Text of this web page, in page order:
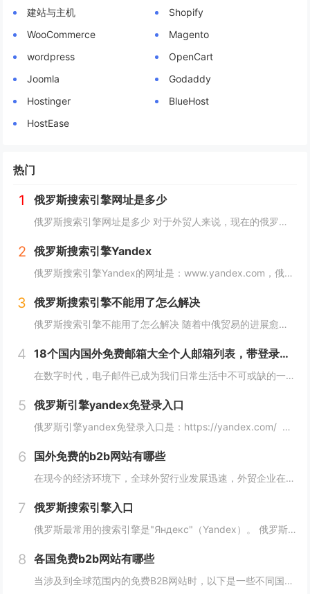
建站与主机
Shopify
WooCommerce
Magento
wordpress
OpenCart
Joomla
Godaddy
Hostinger
BlueHost
HostEase
热门
1 俄罗斯搜索引擎网址是多少
俄罗斯搜索引擎网址是多少 对于外贸人来说，现在的俄罗斯市场可以算是一个炙手可热的香饽饽，而要开发俄罗斯客户，就需要会用他们的搜索引擎，下面详细介绍俄罗斯搜索引擎网址是多少？ 俄罗斯搜索引擎网址是多少 俄罗斯引擎官方入口地址https...
2 俄罗斯搜索引擎Yandex
俄罗斯搜索引擎Yandex的网址是：www.yandex.com，俄罗斯最著名和最常用的搜索引擎之一，"Яндекс"（Yandex）提供搜索引擎、电子邮件、在线地图、音乐、新闻、视频等各种在线服务。 如果你想访问"Яндекс"（Yan...
3 俄罗斯搜索引擎不能用了怎么解决
俄罗斯搜索引擎不能用了怎么解决 随着中俄贸易的进展愈加顺利，越来越多的外贸人都尝试着与俄罗斯客户进行接触，而这最重要的便是学会使用俄罗斯搜索引擎，但很多人会发现自己的搜索引擎突然不能用了，下面，小编就来详细介绍下俄罗斯搜索引擎不能用了怎么解...
4 18个国内国外免费邮箱大全个人邮箱列表，带登录链接
在数字时代，电子邮件已成为我们日常生活中不可或缺的一部分。无论是在工作、学习还是生活中，我们都需要一个安全、稳定、快速的邮箱服务来满足我们的需求。今天，我们将为您带来18个国内外免费邮箱大全，并附上登录链接，让您轻松获取您心仪的邮箱服务。...
5 俄罗斯引擎yandex免登录入口
俄罗斯引擎yandex免登录入口是：https://yandex.com/ 无须登录直接使用，接下来小编就来给大家详细介绍。 俄罗斯引擎yandex免登录入口 Yandex是俄罗斯最大的互联网公司之一，其拥有自己的搜索引...
6 国外免费的b2b网站有哪些
在现今的经济环境下，全球外贸行业发展迅速，外贸企业在寻找客户方面也变得越来越重要，并且更加重视做好国外B2B网站的使用。因此，在选择一个合适的国外B2B网站时，您应该根据您的需求选择一个合适的网站，下面介绍一下国外免费的b2b网站有哪些？...
7 俄罗斯搜索引擎入口
俄罗斯最常用的搜索引擎是"Яндекс"（Yandex）。 俄罗斯搜索引擎yandex入口： 1、俄罗斯搜索引擎入口1：yandex.com，无须登录直接使用。 2、俄罗斯搜索引擎入口2：www.yandex.ru，需要登录使用。...
8 各国免费b2b网站有哪些
当涉及到全球范围内的免费B2B网站时，以下是一些不同国家的B2B网站，它们为企业提供了广阔的国际市场。这些网站在不同国家和地区具有不同的影响力，但都是免费使用的。 各国免费b2b网站： 1. 中国： - Alib...